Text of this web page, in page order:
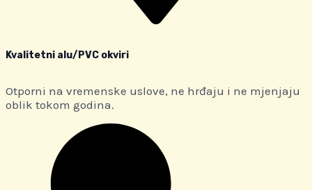
Kvalitetni alu/PVC okviri
Otporni na vremenske uslove, ne hrđaju i ne mjenjaju
oblik tokom godina.